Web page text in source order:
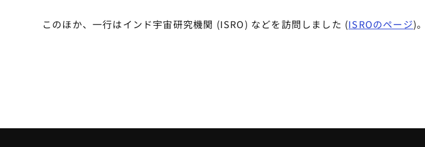
このほか、一行はインド宇宙研究機関 (ISRO) などを訪問しました (ISROのページ)。